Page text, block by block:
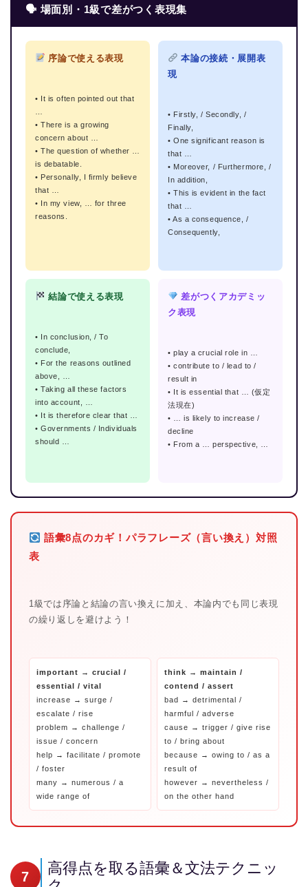
🗣 場面別・1級で差がつく表現集
序論で使える表現
• It is often pointed out that
• There is a growing
concern about …
• The question of whether …
is debatable.
• Personally, I firmly believe
that …
• In my view, … for three
reasons.
本論の接続・展開表
現
• Firstly, / Secondly, /
Finally,
• One significant reason is
that …
• Moreover, / Furthermore, /
In addition,
• This is evident in the fact
that …
• As a consequence, /
Consequently,
結論で使える表現
• In conclusion, / To
conclude,
• For the reasons outlined
above, …
• Taking all these factors
into account, …
• It is therefore clear that …
• Governments / Individuals
should …
差がつくアカデミッ
ク表現
• play a crucial role in …
• contribute to / lead to /
result in
• It is essential that … (仮定
法現在)
• … is likely to increase /
decline
• From a … perspective, …
語彙8点のカギ！パラフレーズ（言い換え）対照
表
1級では序論と結論の言い換えに加え、本論内でも同じ表現
の繰り返しを避けよう！
important → crucial /
essential / vital
increase → surge /
escalate / rise
problem → challenge /
issue / concern
help → facilitate / promote
/ foster
many → numerous / a
wide range of
think → maintain /
contend / assert
bad → detrimental /
harmful / adverse
cause → trigger / give rise
to / bring about
because → owing to / as a
result of
however → nevertheless /
on the other hand
7
高得点を取る語彙＆文法テクニッ